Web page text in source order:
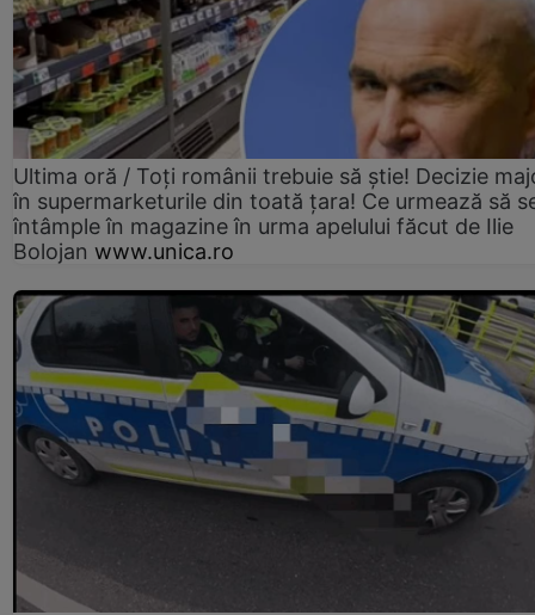
Ultima oră / Toți românii trebuie să știe! Decizie
în supermarketurile din toată țara! Ce urmează să
întâmple în magazine în urma apelului făcut de Ilie
Bolojan www.unica.ro